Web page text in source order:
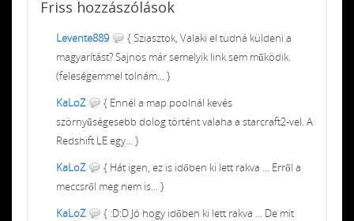
Friss hozzászólások
Levente889
{ Sziasztok, Valaki el tudná küldeni a
magyarítást? Sajnos már semelyik link sem működik.
(feleségemmel tolnám... }
KaLoZ
{ Ennél a map poolnál kevés
szörnyűségesebb dolog történt valaha a starcraft2-vel. A
Redshift LE egy... }
KaLoZ
{ Hát igen, ez is időben ki lett rakva ... Erről a
meccsről meg nem is... }
KaLoZ
{ :D:D Jó hogy időben ki lett rakva ... De mit